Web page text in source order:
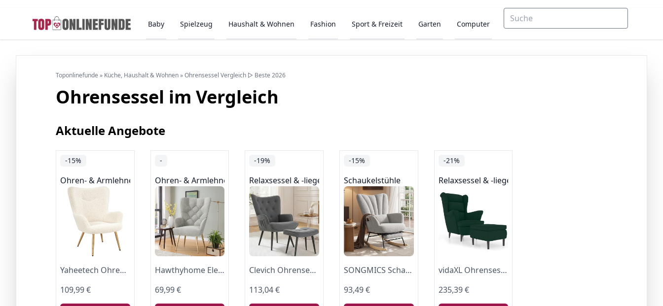
Baby Spielzeug Haushalt & Wohnen Fashion Sport & Freizeit Garten Computer
Toponlinefunde » Küche, Haushalt & Wohnen»Ohrensessel Vergleich ▷ Beste 2026
Ohrensessel im Vergleich
Aktuelle Angebote
-15%
Ohren- & Armlehnensessel
Yaheetech Ohrensessel eleganter Armsessel Polsterstuhl mit klappbare Rückenlehne Lehnsessel bis 136 kg belastbar Sessel fürs Wohnzimmer/Schlafzimmer Elfenbein
109,99 €
-
Ohren- & Armlehnensessel
Hawthyhome Eleganter Sessel polsterstuhl Ohnzimmer Sessel Schminktisch Stuhl mit Metall Beinen fürs Wohnzimmer/SchlafzimmerBis 150 KG belastbar Graue
69,99 €
-19%
Relaxsessel & -liegen
Clevich Ohrensessel mit Hocker - Lesesessel aus Chenillestoff Gemütlicher Loungesessel bis 168kg, Sessel für Wohnzimmer Wohnheim & Schlafzimmer - Grau
113,04 €
-15%
Schaukelstühle
SONGMICS Schaukelstuhl für Schlafzimmer, Wohnzimmer, cremeweiß LYY018G101
93,49 €
-21%
Relaxsessel & -liegen
vidaXL Ohrensessel mit Hocker Dunkelgrün Samt
235,39 €